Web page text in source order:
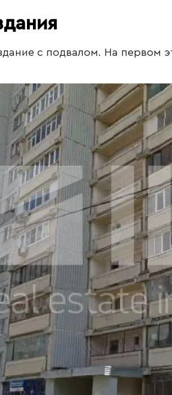
с подвалом. На первом